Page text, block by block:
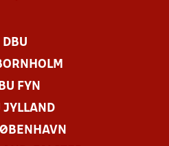
DBU
FYN
JYLLAND